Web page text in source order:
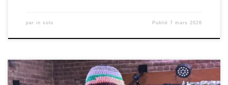
par in solo Publié7 mars 2026